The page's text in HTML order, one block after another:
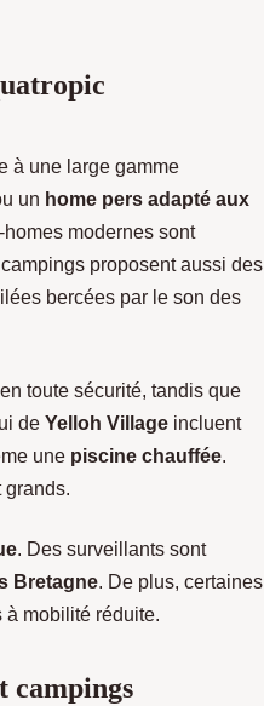
à une large gamme
un home pers adapté aux
modernes sont
proposent aussi des
bercées par le son des
toute sécurité, tandis que
de Yelloh Village incluent
une piscine chauffée.
grands.
. Des surveillants sont
Bretagne. De plus, certaines
à mobilité réduite.
campings